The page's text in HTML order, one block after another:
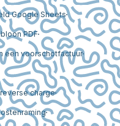
Google Sheets
PDF
een voorschotfactuur
charge